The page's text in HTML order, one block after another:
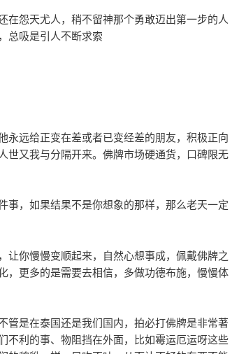
在怨天尤人，稍不留神那个勇敢迈出第一步的人
总吸是引人不断求索
永远给正变在差或者已变经差的朋友，积极正向
世又我与分隔开来。佛牌市场硬通货，口碑限无
事，如果结果不是你想象的那样，那么老天一定
让你慢慢变顺起来，自然心想事成，佩戴佛牌之
，更多的是需要去相信，多做功德布施，慢慢体
管是在泰国还是我们国内，拍必打佛牌是非常著
不利的事、物阻挡在外面，比如霉运厄运呀这些